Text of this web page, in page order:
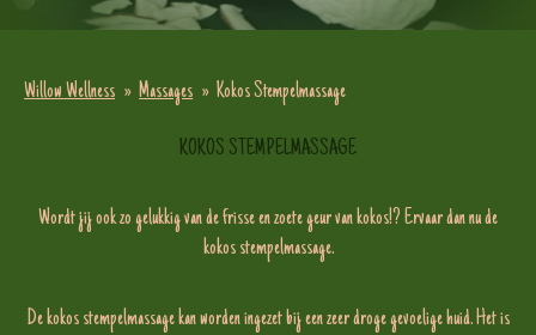
Willow Wellness » Massages » Kokos Stempelmassage
KOKOS STEMPELMASSAGE
Wordt jij ook zo gelukkig van de frisse en zoete geur van kokos!? Ervaar dan nu de
kokos stempelmassage.
De kokos stempelmassage kan worden ingezet bij een zeer droge gevoelige huid. Het is